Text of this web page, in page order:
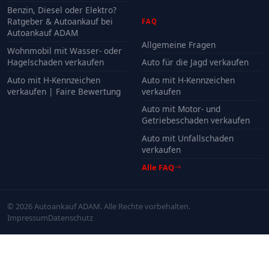
Benzin, Diesel oder Elektro?
Ratgeber & Autoankauf bei
Autoankauf ADAM
Wohnmobil mit Wasser- oder
Hagelschaden verkaufen
Auto mit H-Kennzeichen
verkaufen | Faire Bewertung
FAQ
Allgemeine Fragen
Auto für die Jagd verkaufen
Auto mit H-Kennzeichen
verkaufen
Auto mit Motor- und
Getriebeschaden verkaufen
Auto mit Unfallschaden
verkaufen
Alle FAQ
© 2026 Autoankauf ADAM. Alle Rechte vorbehalten.
ImpressumDatenschutz